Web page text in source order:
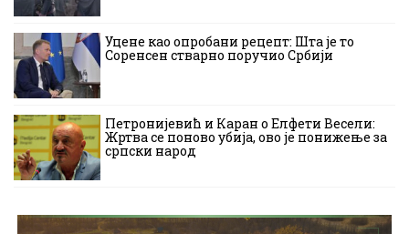
Уцене као опробани рецепт: Шта је то
Соренсен стварно поручио Србији
Петронијевић и Каран о Елфети Весели:
Жртва се поново убија, ово је понижење за
српски народ